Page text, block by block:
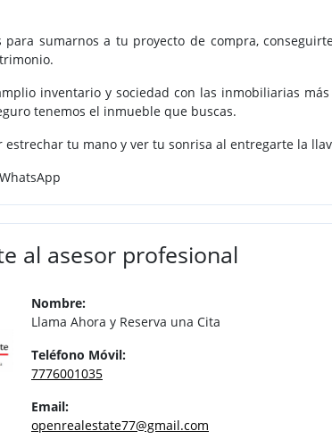
para sumarnos a tu proyecto de compra,
inventario y sociedad con las inmobiliarias
tenemos el inmueble que buscas.
estrechar tu mano y ver tu sonrisa al entregarte la
al asesor profesional
Nombre:
Llama Ahora y Reserva una Cita
Teléfono Móvil:
7776001035
Email:
openrealestate77@gmail.com